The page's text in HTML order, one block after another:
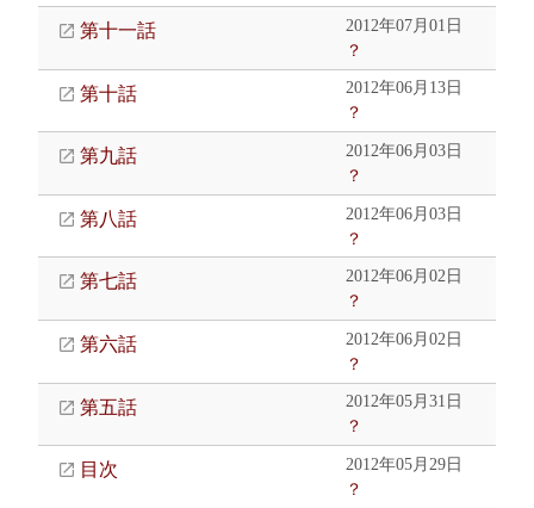
第十一話
2012年07月01日
？
第十話
2012年06月13日
？
第九話
2012年06月03日
？
第八話
2012年06月03日
？
第七話
2012年06月02日
？
第六話
2012年06月02日
？
第五話
2012年05月31日
？
目次
2012年05月29日
？